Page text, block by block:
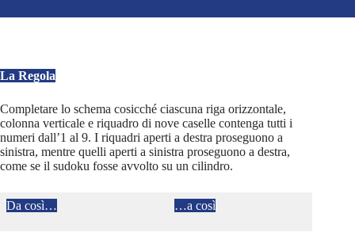
La Regola
Completare lo schema cosicché ciascuna riga orizzontale,
colonna verticale e riquadro di nove caselle contenga tutti i
numeri dall’1 al 9. I riquadri aperti a destra proseguono a
sinistra, mentre quelli aperti a sinistra proseguono a destra,
come se il sudoku fosse avvolto su un cilindro.
Da così… …a così